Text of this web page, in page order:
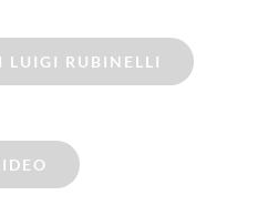
LUIGI RUBINELLI